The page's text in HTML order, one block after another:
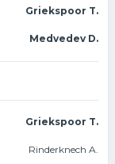
Griekspoor T.
Medvedev D.
Griekspoor T.
Rinderknech A.